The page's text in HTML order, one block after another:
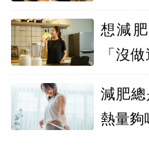
想減
「沒做
減肥
熱量夠